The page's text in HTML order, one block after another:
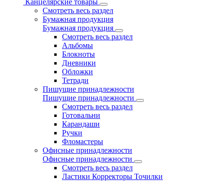
Канцелярские товары
Смотреть весь раздел
Бумажная продукция
Бумажная продукция
Смотреть весь раздел
Альбомы
Блокноты
Дневники
Обложки
Тетради
Пишущие принадлежности
Пишущие принадлежности
Смотреть весь раздел
Готовальни
Карандаши
Ручки
Фломастеры
Офисные принадлежности
Офисные принадлежности
Смотреть весь раздел
Ластики Корректоры Точилки